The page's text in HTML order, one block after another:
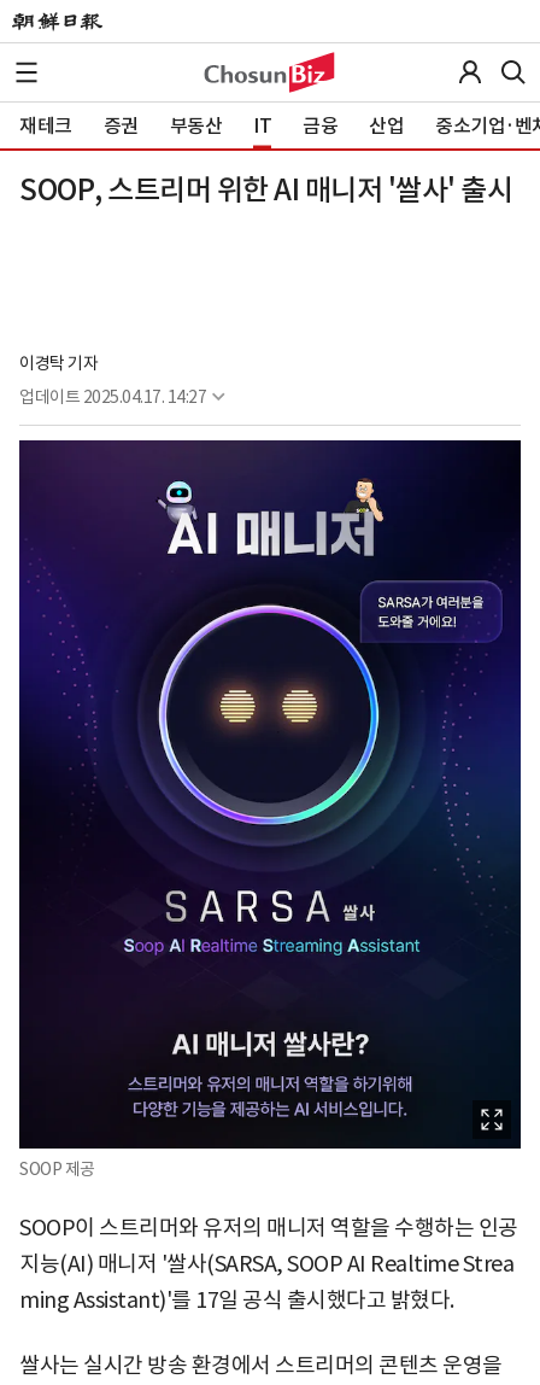
재테크 증권 부동산 IT 금융 산업 중소기업·벤
SOOP, 스트리머 위한 AI 매니저 '쌀사' 출시
이경탁 기자
업데이트 2025.04.17. 14:27
SOOP 제공
SOOP이 스트리머와 유저의 매니저 역할을 수행하는 인공
지능(AI) 매니저 '쌀사(SARSA, SOOP AI Realtime Strea
ming Assistant)'를 17일 공식 출시했다고 밝혔다.
쌀사는 실시간 방송 환경에서 스트리머의 콘텐츠 운영을